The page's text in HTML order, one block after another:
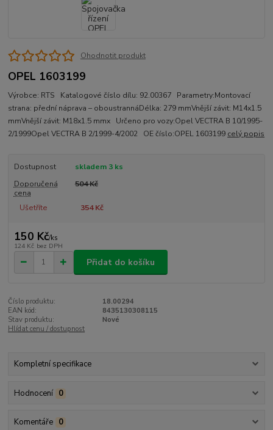
Ohodnotit produkt
OPEL 1603199
Výrobce: RTS Katalogové číslo dílu: 92.00367 Parametry:Montovací
strana: přední náprava – oboustrannáDélka: 279 mmVnější závit: M14x1.5
mmVnější závit: M18x1.5 mmx Určeno pro vozy:Opel VECTRA B 10/1995-
2/1999Opel VECTRA B 2/1999-4/2002 OE číslo:OPEL 1603199 celý popis
Dostupnost
skladem 3 ks
Doporučená
cena
504 Kč
Ušetříte 354 Kč
150 Kč/ks
124 Kč bez DPH
Přidat do košíku
Číslo produktu:
18.00294
EAN kód:
8435130308115
Stav produktu:
Nové
Hlídat cenu / dostupnost
Kompletní specifikace
Hodnocení 0
Komentáře 0